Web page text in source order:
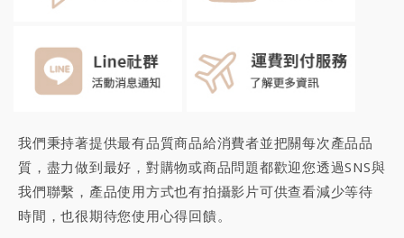
我們秉持著提供最有品質商品給消費者並把關每次產品品
質，盡力做到最好，對購物或商品問題都歡迎您透過SNS與
我們聯繫，產品使用方式也有拍攝影片可供查看減少等待
時間，也很期待您使用心得回饋。